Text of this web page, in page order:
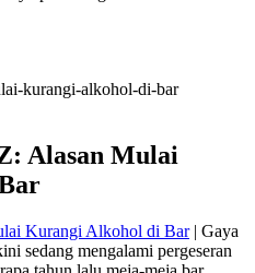
Alasan Mulai
Kurangi Alkohol di Bar| Gaya
sedang mengalami pergeseran